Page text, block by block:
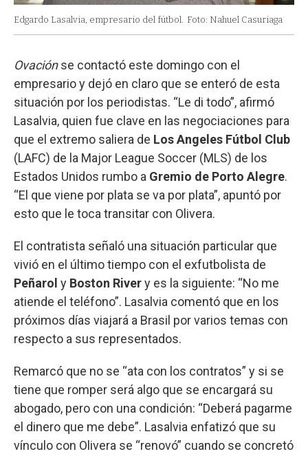
Edgardo Lasalvia, empresario del fútbol. Foto: Nahuel Casuriaga
Ovaciónse contactó este domingo con el
empresario y dejó en claro que se enteró de esta
situación por los periodistas. “Le di todo”, afirmó
Lasalvia, quien fue clave en las negociaciones para
que el extremo saliera de Los Angeles Fútbol Club
(LAFC) de la Major League Soccer (MLS) de los
Estados Unidos rumbo a Gremio de Porto Alegre.
“El que viene por plata se va por plata”, apuntó por
esto que le toca transitar con Olivera.
El contratista señaló una situación particular que
vivió en el último tiempo con el exfutbolista de
Peñarol y Boston Rivery es la siguiente: “No me
atiende el teléfono”. Lasalvia comentó que en los
próximos días viajará a Brasil por varios temas con
respecto a sus representados.
Remarcó que no se “ata con los contratos” y si se
tiene que romper será algo que se encargará su
abogado, pero con una condición: “Deberá pagarme
el dinero que me debe”. Lasalvia enfatizó que su
vínculo con Olivera se “renovó” cuando se concretó